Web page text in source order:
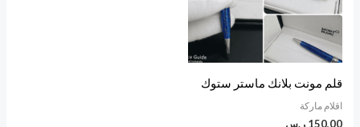
قلم مونت بلانك ماستر ستوك
اقلام ماركة
150,00 ر.س